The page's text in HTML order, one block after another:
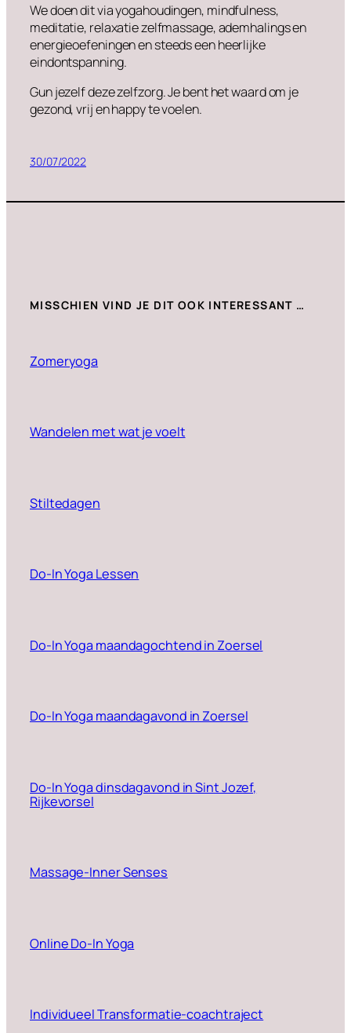
We doen dit via yogahoudingen, mindfulness,
meditatie, relaxatie zelfmassage, ademhalings en
energieoefeningen en steeds een heerlijke
eindontspanning.
Gun jezelf deze zelfzorg. Je bent het waard om je
gezond, vrij en happy te voelen.
30/07/2022
MISSCHIEN VIND JE DIT OOK INTERESSANT …
Zomeryoga
Wandelen met wat je voelt
Stiltedagen
Do-In Yoga Lessen
Do-In Yoga maandagochtend in Zoersel
Do-In Yoga maandagavond in Zoersel
Do-In Yoga dinsdagavond in Sint Jozef,
Rijkevorsel
Massage-Inner Senses
Online Do-In Yoga
Individueel Transformatie-coachtraject